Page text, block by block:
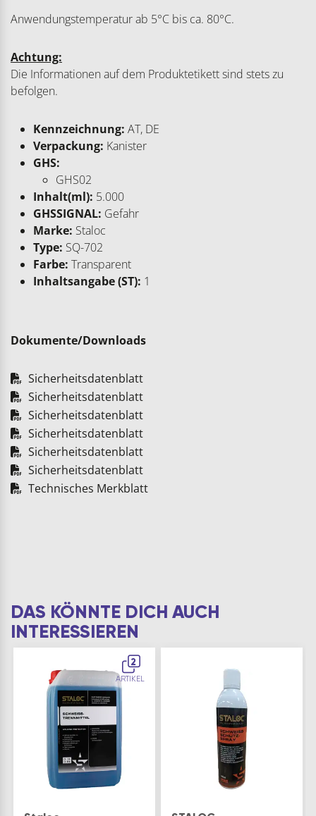
Anwendungstemperatur ab 5°C bis ca. 80°C.
Achtung:
Die Informationen auf dem Produktetikett sind stets zu
befolgen.
Kennzeichnung: AT, DE
Verpackung: Kanister
GHS:
GHS02
Inhalt(ml): 5.000
GHSSIGNAL: Gefahr
Marke: Staloc
Type: SQ-702
Farbe: Transparent
Inhaltsangabe (ST): 1
Dokumente/Downloads
Sicherheitsdatenblatt
Sicherheitsdatenblatt
Sicherheitsdatenblatt
Sicherheitsdatenblatt
Sicherheitsdatenblatt
Sicherheitsdatenblatt
Technisches Merkblatt
DAS KÖNNTE DICH AUCH
INTERESSIEREN
2
ARTIKEL